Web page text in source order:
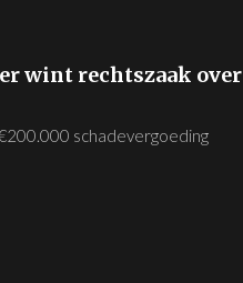
wint rechtszaak over
schadevergoeding